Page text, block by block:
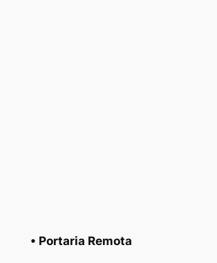
• Portaria Remota